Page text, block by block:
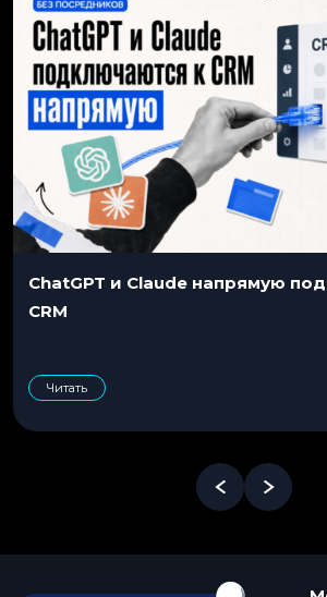
ChatGPT и Claude напрямую
CRM
Читать